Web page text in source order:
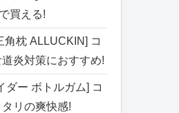
買える!
角枕 ALLUCKIN] コ
炎対策におすすめ!
ダー ボトルガム] コ
リの爽快感!